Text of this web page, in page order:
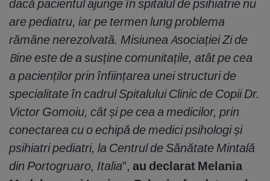
dacă pacientul ajunge în spitalul de psihiatrie nu
are pediatru, iar pe termen lung problema
rămâne nerezolvată. Misiunea Asociației Zi de
Bine este de a susține comunitațile, atât pe cea
a pacienților prin înființarea unei structuri de
specialitate în cadrul Spitalului Clinic de Copii Dr.
Victor Gomoiu, cât și pe cea a medicilor, prin
conectarea cu o echipă de medici psihologi și
psihiatri pediatri, la Centrul de Sănătate Mintală
din Portogruaro, Italia”, au declarat Melania